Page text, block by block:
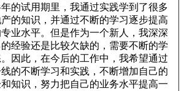
的试用期里，我通过实践学到了很多
的知识，并通过不断的学习逐步提高
业水平。但是作为一个新人，我深深
经验还是比较欠缺的，需要不断的学
因此，在今后的工作中，我希望通过
的不断学习和实践，不断增加自己的
知识，努力把自己的业务水平提高一